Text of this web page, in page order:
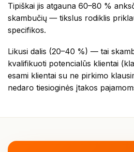
Tipiškai jis atgauna 60–80 %
skambučių — tikslus rodiklis
specifikos.
Likusi dalis (20–40 %) — tai
kvalifikuoti potencialūs klientai
esami klientai su ne pirkimo
nedaro tiesioginės įtakos